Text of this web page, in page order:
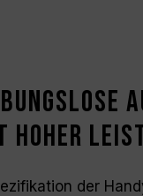
hoher
der